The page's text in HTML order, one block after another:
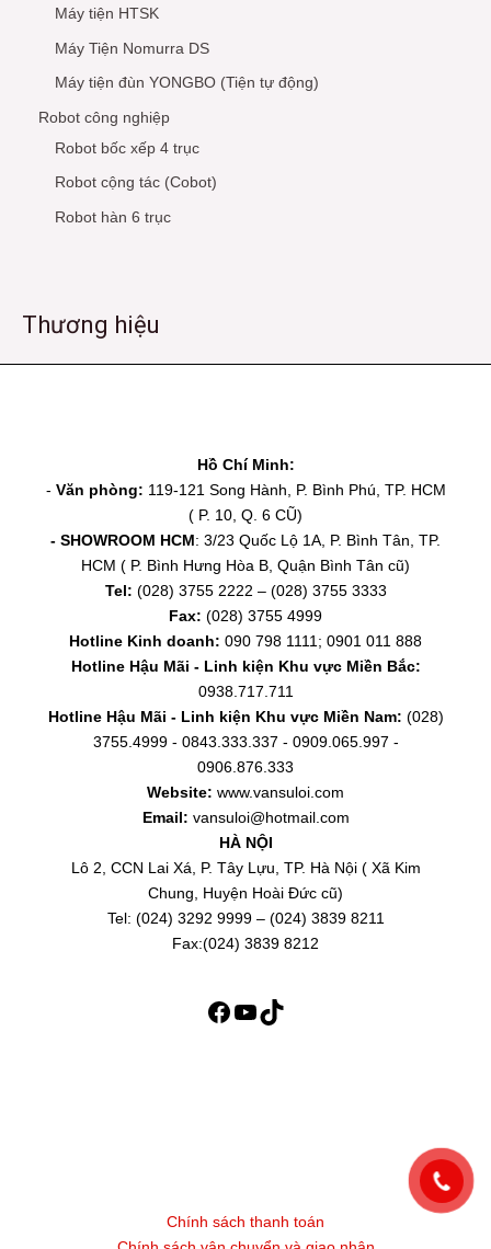
Máy tiện HTSK
Máy Tiện Nomurra DS
Máy tiện đùn YONGBO (Tiện tự động)
Robot công nghiệp
Robot bốc xếp 4 trục
Robot cộng tác (Cobot)
Robot hàn 6 trục
Thương hiệu
Hồ Chí Minh:
- Văn phòng: 119-121 Song Hành, P. Bình Phú, TP. HCM
( P. 10, Q. 6 CŨ)
- SHOWROOM HCM: 3/23 Quốc Lộ 1A, P. Bình Tân, TP.
HCM ( P. Bình Hưng Hòa B, Quận Bình Tân cũ)
Tel: (028) 3755 2222 – (028) 3755 3333
Fax: (028) 3755 4999
Hotline Kinh doanh: 090 798 1111; 0901 011 888
Hotline Hậu Mãi - Linh kiện Khu vực Miền Bắc:
0938.717.711
Hotline Hậu Mãi - Linh kiện Khu vực Miền Nam: (028)
3755.4999 - 0843.333.337 - 0909.065.997 -
0906.876.333
Website: www.vansuloi.com
Email: vansuloi@hotmail.com
HÀ NỘI
Lô 2, CCN Lai Xá, P. Tây Lựu, TP. Hà Nội ( Xã Kim
Chung, Huyện Hoài Đức cũ)
Tel: (024) 3292 9999 – (024) 3839 8211
Fax:(024) 3839 8212
Facebook
YouTube
Chính sách thanh toán